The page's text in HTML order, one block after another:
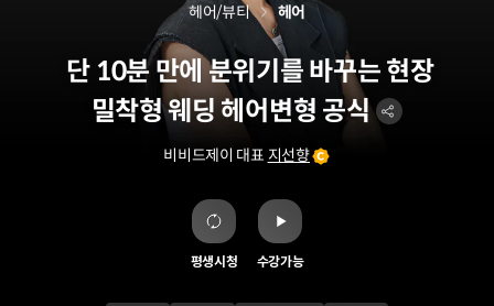
단 10분 만에 분위기를 바꾸는 현장
밀착형 웨딩 헤어변형 공식
비비드제이 대표 지선향
헤어/뷰티 헤어
평생시청 수강가능